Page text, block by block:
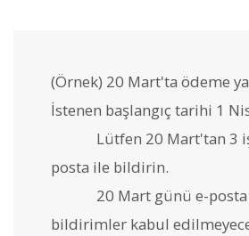
(Örnek) 20 Mart'ta ödeme
İstenen başlangıç tarihi 1
Lütfen 20 Mart'tan 3 iş
posta ile bildirin.
20 Mart günü e-posta
bildirimler kabul